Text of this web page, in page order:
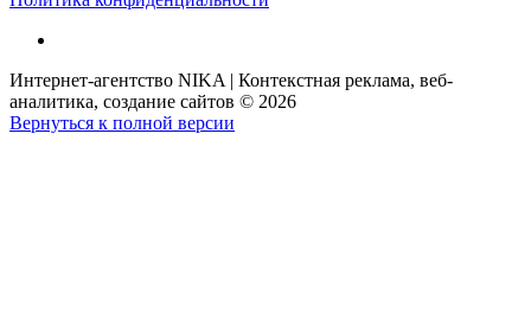
Интернет-агентство NIKA | Контекстная реклама, веб-
аналитика, создание сайтов © 2026
Вернуться к полной версии